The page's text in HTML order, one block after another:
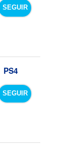
SEGUIR
PS4
SEGUIR